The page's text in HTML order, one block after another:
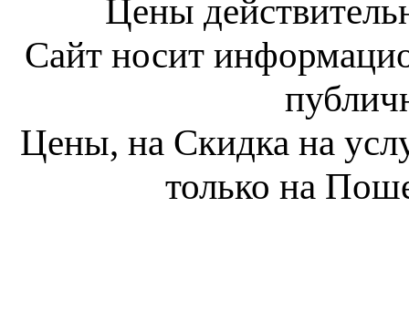
Цены
Сайт носит
Цены, на Скидка на
только на